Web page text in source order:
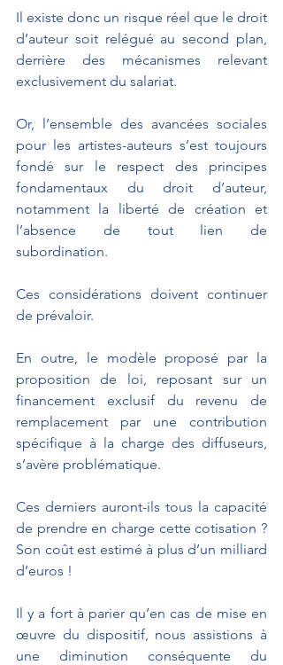
Il existe donc un risque réel que le droit
d’auteur soit relégué au second plan,
derrière des mécanismes relevant
exclusivement du salariat.
Or, l’ensemble des avancées sociales
pour les artistes-auteurs s’est toujours
fondé sur le respect des principes
fondamentaux du droit d’auteur,
notamment la liberté de création et
l’absence de tout lien de
subordination.
Ces considérations doivent continuer
de prévaloir.
En outre, le modèle proposé par la
proposition de loi, reposant sur un
financement exclusif du revenu de
remplacement par une contribution
spécifique à la charge des diffuseurs,
s’avère problématique.
Ces derniers auront-ils tous la capacité
de prendre en charge cette cotisation ?
Son coût est estimé à plus d’un milliard
d’euros !
Il y a fort à parier qu’en cas de mise en
œuvre du dispositif, nous assistions à
une diminution conséquente du